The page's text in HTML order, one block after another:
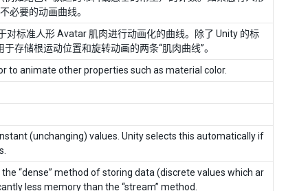
必要的动画曲线。
标准人形 Avatar 肌肉进行动画化的曲线。除了 Unity 的标
存储根运动位置和旋转动画的两条“肌肉曲线”。
to animate other properties such as material color.
(unchanging) values. Unity selects this automatically if
“dense” method of storing data (discrete values which ar
less memory than the “stream” method.